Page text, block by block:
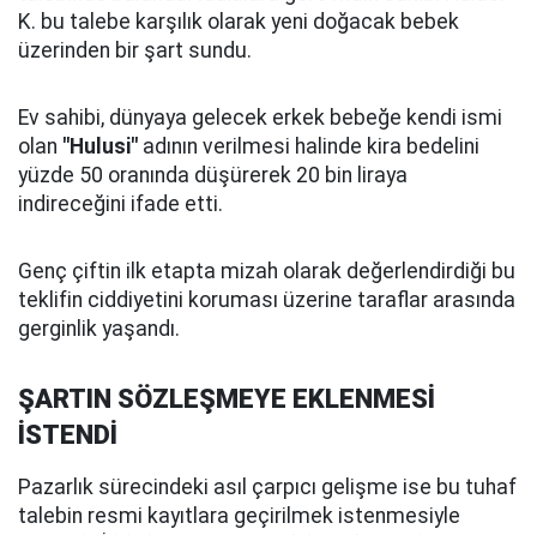
K. bu talebe karşılık olarak yeni doğacak bebek
üzerinden bir şart sundu.
Ev sahibi, dünyaya gelecek erkek bebeğe kendi ismi
olan "Hulusi" adının verilmesi halinde kira bedelini
yüzde 50 oranında düşürerek 20 bin liraya
indireceğini ifade etti.
Genç çiftin ilk etapta mizah olarak değerlendirdiği bu
teklifin ciddiyetini koruması üzerine taraflar arasında
gerginlik yaşandı.
ŞARTIN SÖZLEŞMEYE EKLENMESİ
İSTENDİ
Pazarlık sürecindeki asıl çarpıcı gelişme ise bu tuhaf
talebin resmi kayıtlara geçirilmek istenmesiyle